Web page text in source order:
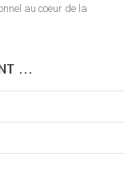
au coeur de la
…